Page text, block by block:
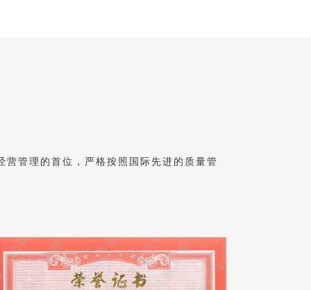
管理的首位，严格按照国际先进的质量管